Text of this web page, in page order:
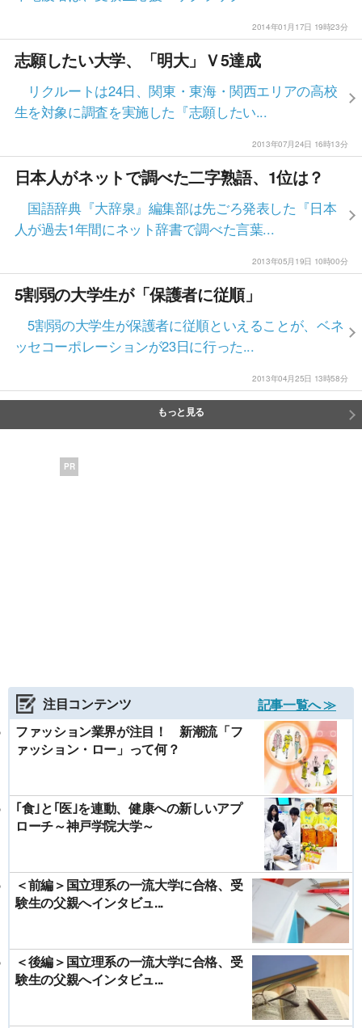
2014年01月17日 19時23分
志願したい大学、「明大」Ｖ5達成
リクルートは24日、関東・東海・関西エリアの高校
生を対象に調査を実施した『志願したい...
2013年07月24日 16時13分
日本人がネットで調べた二字熟語、1位は？
国語辞典『大辞泉』編集部は先ごろ発表した『日本
人が過去1年間にネット辞書で調べた言葉...
2013年05月19日 10時00分
5割弱の大学生が「保護者に従順」
5割弱の大学生が保護者に従順といえることが、ベネ
ッセコーポレーションが23日に行った...
2013年04月25日 13時58分
もっと見る
PR
注目コンテンツ
記事一覧へ ≫
ファッション業界が注目！ 新潮流「フ
ァッション・ロー」って何？
｢食｣と｢医｣を連動、健康への新しいアプ
ローチ～神戸学院大学～
＜前編＞国立理系の一流大学に合格、受
験生の父親へインタビュ...
＜後編＞国立理系の一流大学に合格、受
験生の父親へインタビュ...